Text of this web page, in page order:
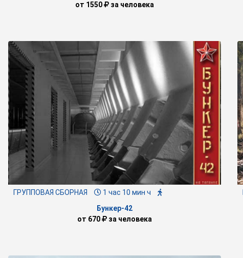
от 1550 за человека
ГРУППОВАЯ СБОРНАЯ
1 час 10 мин ч
Бункер-42
от 670 за человека